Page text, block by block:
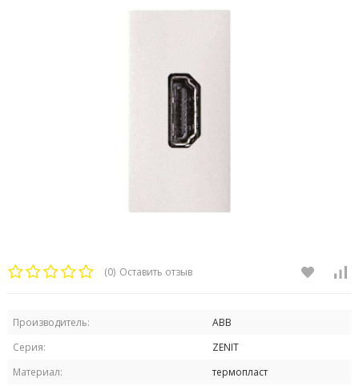
(0) Оставить отзыв
Производитель:
ABB
Серия:
ZENIT
Материал:
термопласт